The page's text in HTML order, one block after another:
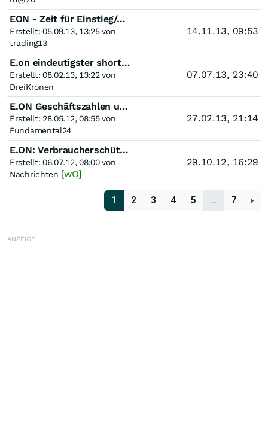
EON - Zeit für Einstieg/Aufstockung?
Erstellt: 05.09.13, 13:25 von
trading13
14.11.13, 09:53
E.on eindeutigster shortwert im DAX , ziel 11,40
Erstellt: 08.02.13, 13:22 von
DreiKronen
07.07.13, 23:40
E.ON Geschäftszahlen und Fundamentalanalyse
Erstellt: 28.05.12, 08:55 von
Fundamental24
27.02.13, 21:14
E.ON: Verbraucherschützer fordern E.ON zur Weiterreichung der Gazprom-Rabatte an die Verbraucher auf
Erstellt: 06.07.12, 08:00 von
Nachrichten [wO]
29.10.12, 16:29
1 2 3 4 5 … 7